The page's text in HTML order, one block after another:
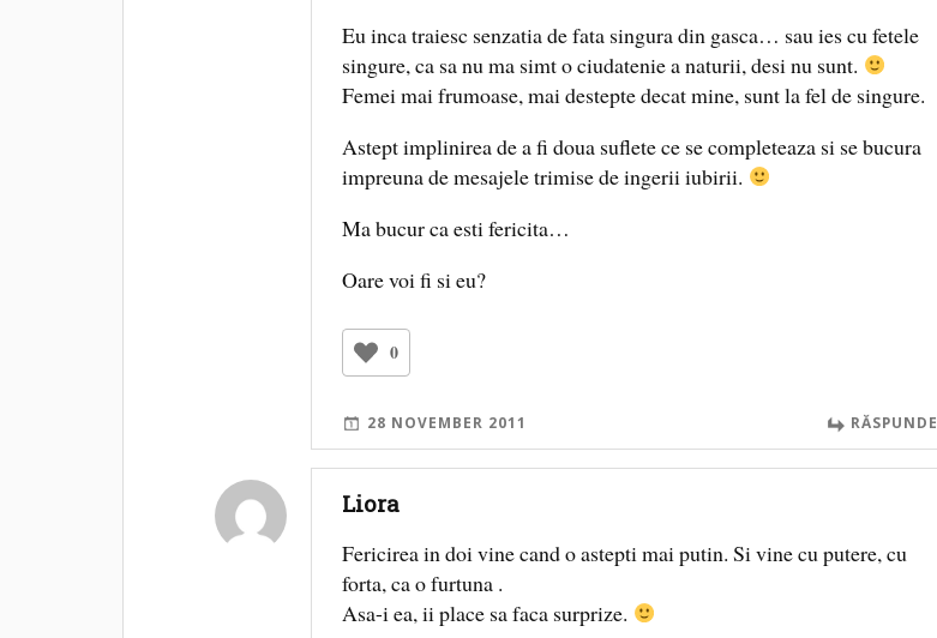
Eu inca traiesc senzatia de fata singura din gasca… sau ies cu fetele
singure, ca sa nu ma simt o ciudatenie a naturii, desi nu sunt.
Femei mai frumoase, mai destepte decat mine, sunt la fel de singure.
Astept implinirea de a fi doua suflete ce se completeaza si se bucura
impreuna de mesajele trimise de ingerii iubirii.
Ma bucur ca esti fericita…
Oare voi fi si eu?
0
28 NOVEMBER 2011 RĂSPUNDE
Liora
Fericirea in doi vine cand o astepti mai putin. Si vine cu putere, cu
forta, ca o furtuna .
Asa-i ea, ii place sa faca surprize.